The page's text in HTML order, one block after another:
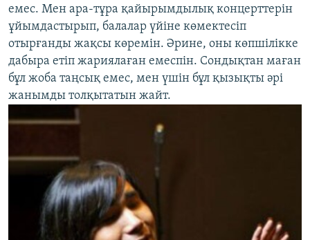
емес. Мен ара-тұра қайырымдылық концерттерін
ұйымдастырып, балалар үйіне көмектесіп
отырғанды жақсы көремін. Әрине, оны көпшілікке
дабыра етіп жариялаған емеспін. Сондықтан маған
бұл жоба таңсық емес, мен үшін бұл қызықты әрі
жанымды толқытатын жайт.